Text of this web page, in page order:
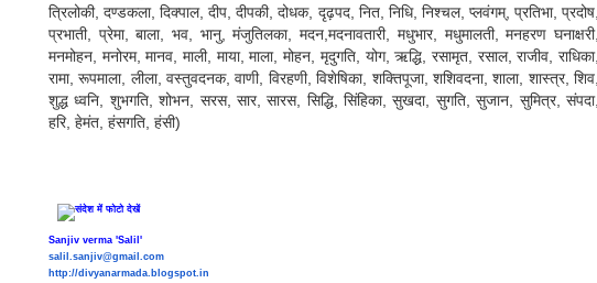
त्रिलोकी,दण्डकला, दिक्पाल, दीप, दीपकी, दोधक, दृढ़पद, नित, निधि, निश्चल, प्लवंगम्, प्रतिभा, प्रदोष,
प्रभाती, प्रेमा, बाला, भव, भानु, मंजुतिलका, मदन,मदनावतारी, मधुभार, मधुमालती, मनहरण घनाक्षरी,
मनमोहन, मनोरम, मानव, माली, माया, माला, मोहन, मृदुगति, योग, ऋद्धि, रसामृत, रसाल, राजीव, राधिका,
रामा, रूपमाला, लीला, वस्तुवदनक, वाणी, विरहणी, विशेषिका, शक्तिपूजा, शशिवदना, शाला, शास्त्र, शिव,
शुद्ध ध्वनि, शुभगति, शोभन, सरस, सार, सारस, सिद्धि, सिंहिका, सुखदा, सुगति, सुजान, सुमित्र, संपदा,
हरि, हेमंत, हंसगति, हंसी)
Sanjiv verma 'Salil'
salil.sanjiv@gmail.com
http://divyanarmada.blogspot.in